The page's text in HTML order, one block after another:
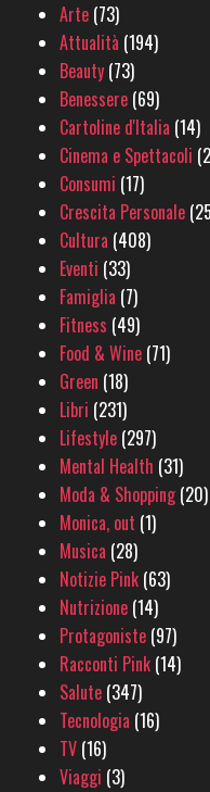
Arte (73)
Attualità (194)
Beauty (73)
Benessere (69)
Cartoline d'Italia (14)
Cinema e Spettacoli
Consumi (17)
Crescita Personale
Cultura (408)
Eventi (33)
Famiglia (7)
Fitness (49)
Food & Wine (71)
Green (18)
Libri (231)
Lifestyle (297)
Mental Health (31)
Moda & Shopping(20)
Monica, out (1)
Musica (28)
Notizie Pink (63)
Nutrizione (14)
Protagoniste (97)
Racconti Pink (14)
Salute (347)
Tecnologia (16)
TV (16)
Viaggi (3)